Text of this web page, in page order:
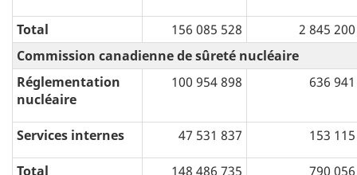
Total 156 085 528
2 845 200
Commission canadienne de sûreté nucléaire
Réglementation
nucléaire
100 954 898 636 941
Services internes 47 531 837 153 115
Total 148 486 735
790 056